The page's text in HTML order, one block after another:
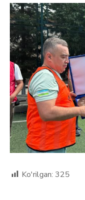
Ko'rilgan: 325